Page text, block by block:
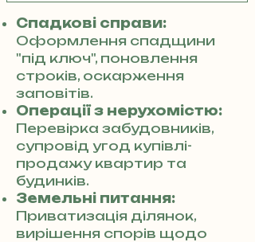
Спадкові справи:
Оформлення спадщини
"під ключ", поновлення
строків, оскарження
заповітів.
Операції з нерухомістю:
Перевірка забудовників,
супровід угод купівлі-
продажу квартир та
будинків.
Земельні питання:
Приватизація ділянок,
вирішення спорів щодо